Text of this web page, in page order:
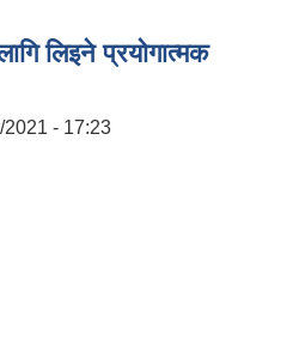
लिइने प्रयोगात्मक
2021 - 17:23